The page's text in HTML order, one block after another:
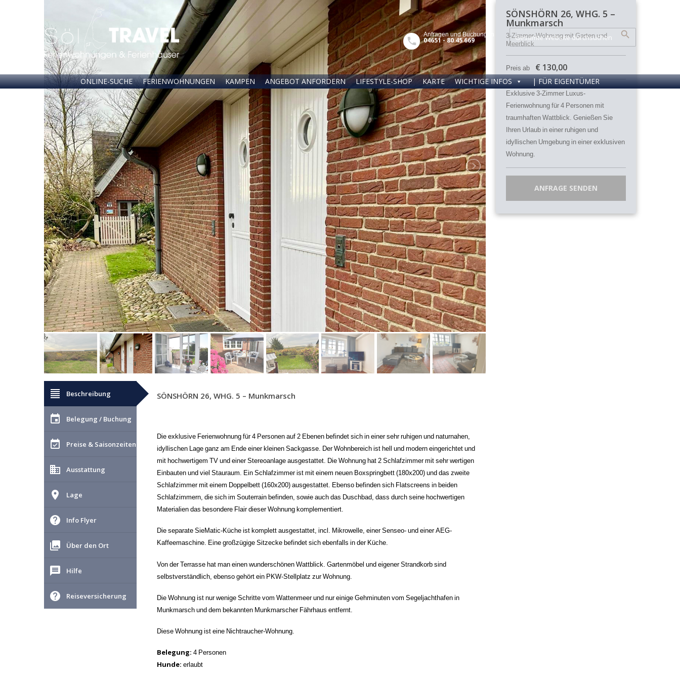
Anfragen und Buchungen
04651 - 80 45 669
ONLINE-SUCHE FERIENWOHNUNGEN KAMPEN ANGEBOT ANFORDERN LIFESTYLE-SHOP KARTE WICHTIGE INFOS | FÜR EIGENTÜMER
format_align_justify Beschreibung
event Belegung / Buchung
event_available Preise & Saisonzeiten
business Ausstattung
place Lage
help Info Flyer
collections Über den Ort
message Hilfe
help Reiseversicherung
SÖNSHÖRN 26, WHG. 5 – Munkmarsch
Die exklusive Ferienwohnung für 4 Personen auf 2 Ebenen befindet sich in einer sehr ruhigen und naturnahen,
idyllischen Lage ganz am Ende einer kleinen Sackgasse. Der Wohnbereich ist hell und modern eingerichtet und
mit hochwertigem TV und einer Stereoanlage ausgestattet. Die Wohnung hat 2 Schlafzimmer mit sehr wertigen
Einbauten und viel Stauraum. Ein Schlafzimmer ist mit einem neuen Boxspringbett (180x200) und das zweite
Schlafzimmer mit einem Doppelbett (160x200) ausgestattet. Ebenso befinden sich Flatscreens in beiden
Schlafzimmern, die sich im Souterrain befinden, sowie auch das Duschbad, dass durch seine hochwertigen
Materialien das besondere Flair dieser Wohnung komplementiert.
Die separate SieMatic-Küche ist komplett ausgestattet, incl. Mikrowelle, einer Senseo- und einer AEG-
Kaffeemaschine. Eine großzügige Sitzecke befindet sich ebenfalls in der Küche.
Von der Terrasse hat man einen wunderschönen Wattblick. Gartenmöbel und eigener Strandkorb sind
selbstverständlich, ebenso gehört ein PKW-Stellplatz zur Wohnung.
Die Wohnung ist nur wenige Schritte vom Wattenmeer und nur einige Gehminuten vom Segeljachthafen in
Munkmarsch und dem bekannten Munkmarscher Fährhaus entfernt.
Diese Wohnung ist eine Nichtraucher-Wohnung.
Belegung: 4 Personen
Hunde: erlaubt
SÖNSHÖRN 26, WHG. 5 –
Munkmarsch
3-Zimmer-Wohnung mit Garten und
Meerblick
Preis ab € 130,00
Exklusive 3-Zimmer Luxus-
Ferienwohnung für 4 Personen mit
traumhaften Wattblick. Genießen Sie
Ihren Urlaub in einer ruhigen und
idyllischen Umgebung in einer exklusiven
Wohnung.
ANFRAGE SENDEN